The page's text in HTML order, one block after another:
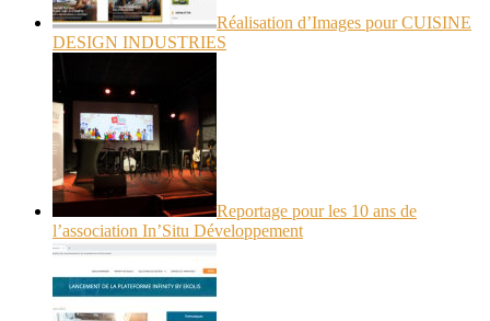
Réalisation d’Images pour CUISINE
DESIGN INDUSTRIES
Reportage pour les 10 ans de
l’association In’Situ Développement